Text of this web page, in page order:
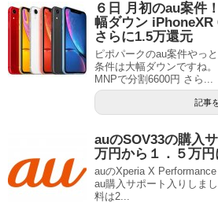
６日 月初のau案件
幅ダウン iPhoneXR
さらに1.5万還元
ピポパークのau案件やっ
条件は大幅ダウンですね
MNPで分割6600円 さら...
記事
auのSOV33の購入
万円から１．５万円
auのXperia X
au購入サポート入りしま
料は2...